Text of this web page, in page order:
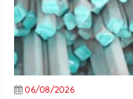
06/08/2026